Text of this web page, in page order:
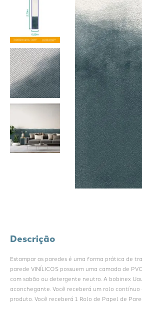
Descrição
Estampar as paredes é uma forma prática de
parede VINÍLICOS possuem uma camada de
com sabão ou detergente neutro. A bobinex
aconchegante. Você receberá um rolo
produto. Você receberá 1 Rolo de Papel de